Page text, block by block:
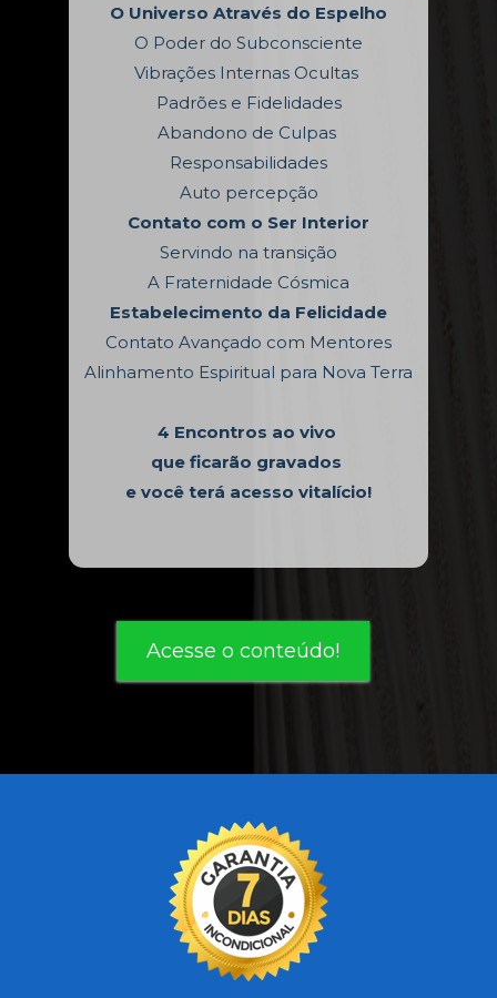
O Universo Através do Espelho
O Poder do Subconsciente
Vibrações Internas Ocultas
Padrões e Fidelidades
Abandono de Culpas
Responsabilidades
Auto percepção
Contato com o Ser Interior
Servindo na transição
A Fraternidade Cósmica
Estabelecimento da Felicidade
Contato Avançado com Mentores
Alinhamento Espiritual para Nova Terra
4 Encontros ao vivo
que ficarão gravados
e você terá acesso vitalício!
Acesse o conteúdo!